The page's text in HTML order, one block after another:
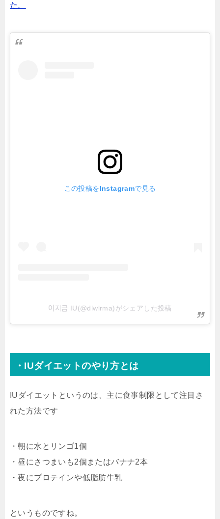
た。
この投稿をInstagramで見る
이지금 IU(@dlwlrma)がシェアした投稿
・IUダイエットのやり方とは
IUダイエットというのは、主に食事制限として注目さ
れた方法です
・朝に水とリンゴ1個
・昼にさつまいも2個またはバナナ2本
・夜にプロテインや低脂肪牛乳
というものですね。